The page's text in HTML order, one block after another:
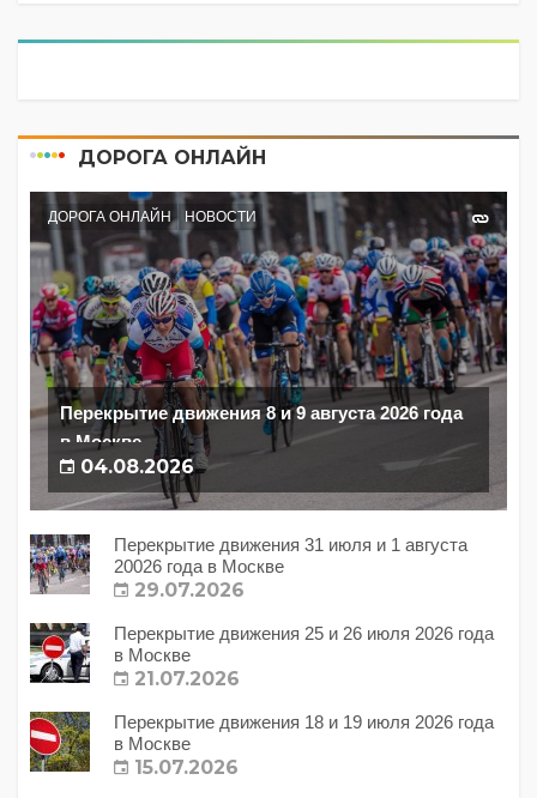
ДОРОГА ОНЛАЙН
ДОРОГА ОНЛАЙН НОВОСТИ
Перекрытие движения 8 и 9 августа 2026 года
в Москве
04.08.2026
Перекрытие движения 31 июля и 1 августа
20026 года в Москве
29.07.2026
Перекрытие движения 25 и 26 июля 2026 года
в Москве
21.07.2026
Перекрытие движения 18 и 19 июля 2026 года
в Москве
15.07.2026